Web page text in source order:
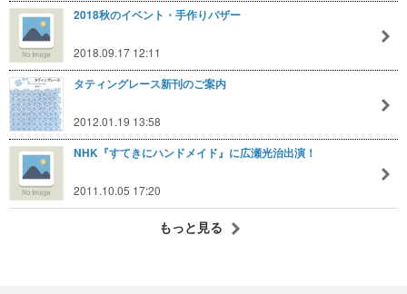
2018秋のイベント・手作りバザー
2018.09.17 12:11
タティングレース新刊のご案内
2012.01.19 13:58
NHK『すてきにハンドメイド』に広瀬光治出演！
2011.10.05 17:20
もっと見る